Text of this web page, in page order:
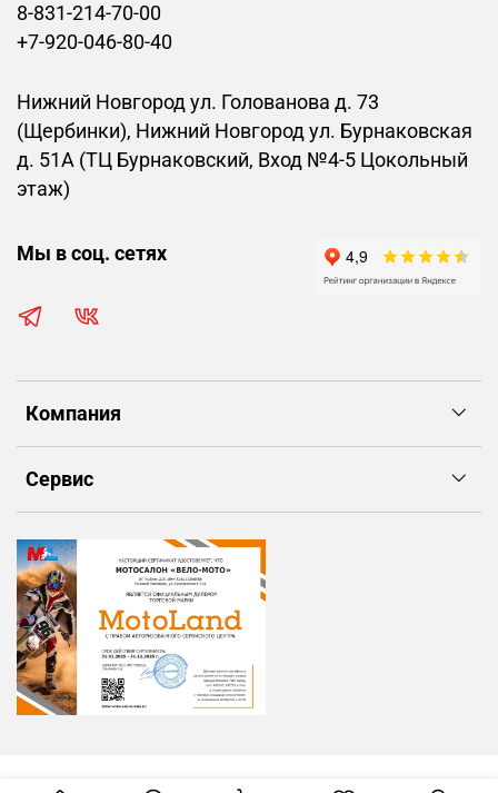
Компания
Сервис
8-831-214-70-00
+7-920-046-80-40
Нижний Новгород ул. Голованова д. 73
(Щербинки), Нижний Новгород ул. Бурнаковская
д. 51А (ТЦ Бурнаковский, Вход №4-5 Цокольный
этаж)
Мы в соц. сетях